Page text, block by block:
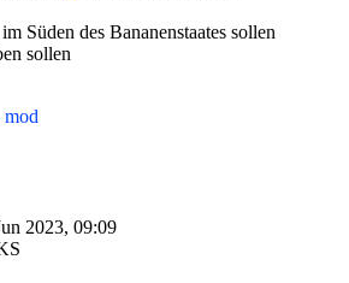
Süden des Bananenstaates sollen
sollen
mod
2023, 09:09